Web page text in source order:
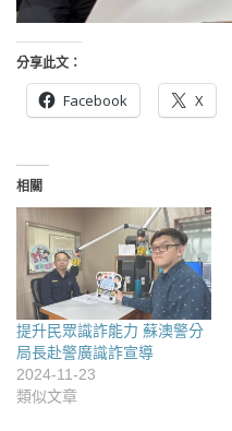
分享此文：
Facebook X
相關
提升民眾識詐能力 蘇澳警分
局長赴警廣識詐宣導
2024-11-23
類似文章